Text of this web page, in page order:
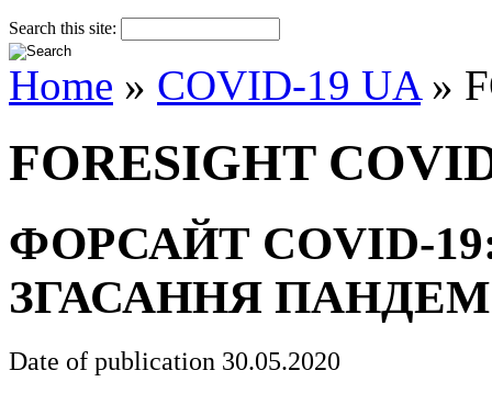
Search this site:
Home » COVID-19 UA»
FORESIGHT
ФОРСАЙТ COVID-
ЗГАСАННЯ
Date of publication 30.05.2020